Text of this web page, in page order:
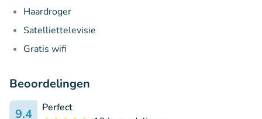
Haardroger
Satelliettelevisie
Gratis wifi
Beoordelingen
9.4
Perfect